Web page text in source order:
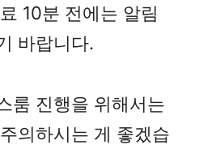
10분 전에는 알림
바랍니다.
룸 진행을 위해서는
의하시는 게 좋겠습